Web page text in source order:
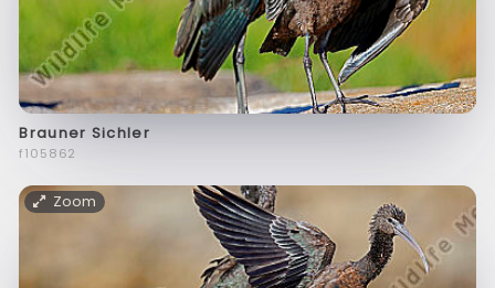
Brauner Sichler
f105862
Zoom